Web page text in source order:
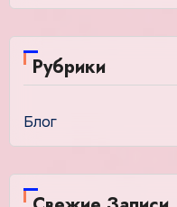
Рубрики
Блог